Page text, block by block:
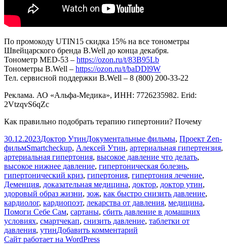
По промокоду UTIN15 скидка 15% на все тонометры
Швейцарского бренда B.Well до конца декабря.
Тонометр МЕD-53 – https://ozon.ru/t/83B95Lb
Тонометры B.Well – https://ozon.ru/t/baDDl9W
Тел. сервисной поддержки B.Well – 8 (800) 200-33-22
Реклама. АО «Альфа-Медика», ИНН: 7726235982. Erid:
2VtzqvS6qZc
Как правильно подобрать терапию гипертонии? Почему
Опубликовано
30.12.2023Автор
Доктор УтинРубрики
Документальные фильмы, Проект Zen-
фильмМетки
Smartcheckup, Алексей Утин, артериальная гипертензия,
артериальная гипертония, высокое давление что делать,
высокое нижнее давление, гипертоническая болезнь,
гипертонический криз, гипертония, гипертония лечение,
Деменция, доказательная медицина, доктор, доктор утин,
здоровый образ жизни, зож, как быстро снизить давление,
кардиолог, кардиопоэт, лекарства от давления, медицина,
Помоги Себе Сам, сартаны, сбить давление в домашних
условиях, смартчекап, снизить давление, таблетки от
давления, утинДобавить комментарий
Сайт работает на WordPress